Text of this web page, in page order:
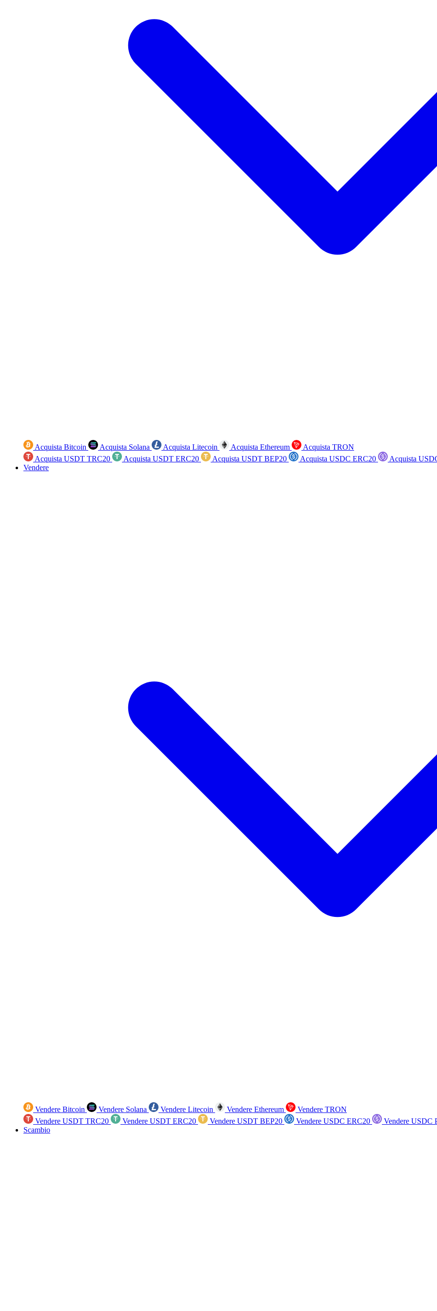
Acquista Bitcoin Acquista Solana Acquista Litecoin Acquista Ethereum
Acquista TRON
Acquista USDT TRC20
Acquista USDT ERC20 Acquista USDT BEP20 Acquista USDC ERC20
Acquista
Vendere
Vendere Bitcoin Vendere Solana Vendere Litecoin Vendere Ethereum
Vendere TRON
Vendere USDT TRC20
Vendere USDT ERC20 Vendere USDT BEP20 Vendere USDC ERC20
Vendere USDC
Scambio